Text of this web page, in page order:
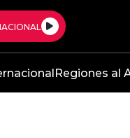
Regiones al